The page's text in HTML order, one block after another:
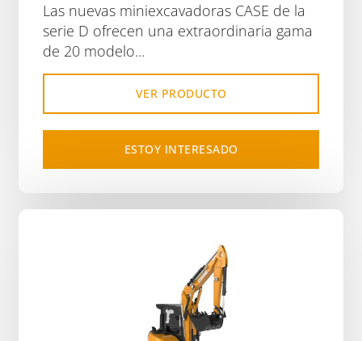
Las nuevas miniexcavadoras CASE de la
serie D ofrecen una extraordinaria gama
de 20 modelo...
VER PRODUCTO
ESTOY INTERESADO